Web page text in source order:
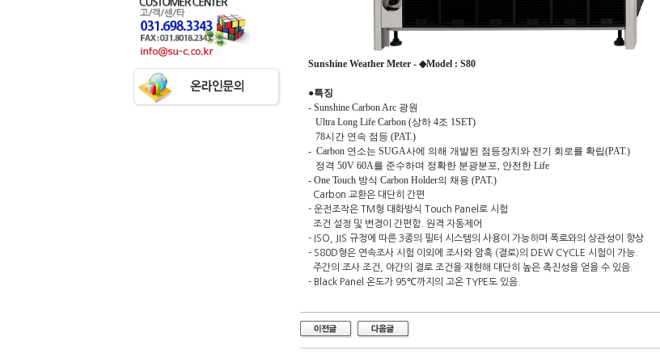
Sunshine Weather Meter - ◆Model : S80
●특징
- Sunshine Carbon Arc 광원
Ultra Long Life Carbon (상하 4조 1SET)
78시간 연속 점등 (PAT.)
- Carbon 연소는 SUGA사에 의해 개발된 점등장치와 전기 회로를 확립(PAT.)
정격 50V 60A를 준수하며 정확한 분광분포, 안전한 Life
- One Touch 방식 Carbon Holder의 채용 (PAT.)
Carbon 교환은 대단히 간편
- 운전조작은 TM형 대화방식 Touch Panel로 시험
조건 설정 및 변경이 간편함. 원격 자동제어
- ISO, JIS 규정에 따른 3종의 필터 시스템의 사용이 가능하며 폭로와의 상관성이 향상
- S80D형은 연속조사 시험 이외에 조사와 암흑 (결로)의 DEW CYCLE 시험이 가능.
주간의 조사 조건, 야간의 결로 조건을 재현해 대단히 높은 촉진성을 얻을 수 있음.
- Black Panel 온도가 95℃까지의 고온 TYPE도 있음.